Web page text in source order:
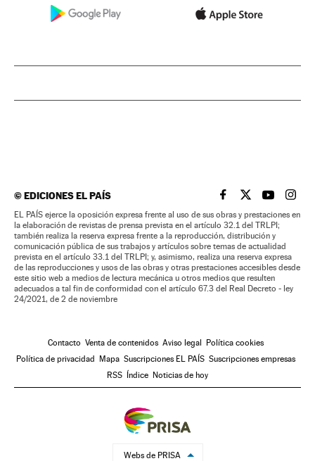
©EDICIONES EL PAÍS EL PAÍS BRASIL EN
EL PAÍSEL PAÍS
EL
EL PAÍS ejerce la oposición expresa frente al uso de sus obras y prestaciones en
la elaboración de revistas de prensa prevista en el artículo 32.1 del TRLPI;
también realiza la reserva expresa frente a la reproducción, distribución y
comunicación pública de sus trabajos y artículos sobre temas de actualidad
prevista en el artículo 33.1 del TRLPI; y, asimismo, realiza una reserva expresa
de las reproducciones y usos de las obras y otras prestaciones accesibles desde
este sitio web a medios de lectura mecánica u otros medios que resulten
adecuados a tal fin de conformidad con el artículo 67.3 del Real Decreto - ley
24/2021, de 2 de noviembre
Contacto Venta de contenidos Aviso legal Política cookies
Política de privacidad Mapa Suscripciones EL PAÍS Suscripciones empresas
RSS Índice Noticias de hoy
Webs de PRISA